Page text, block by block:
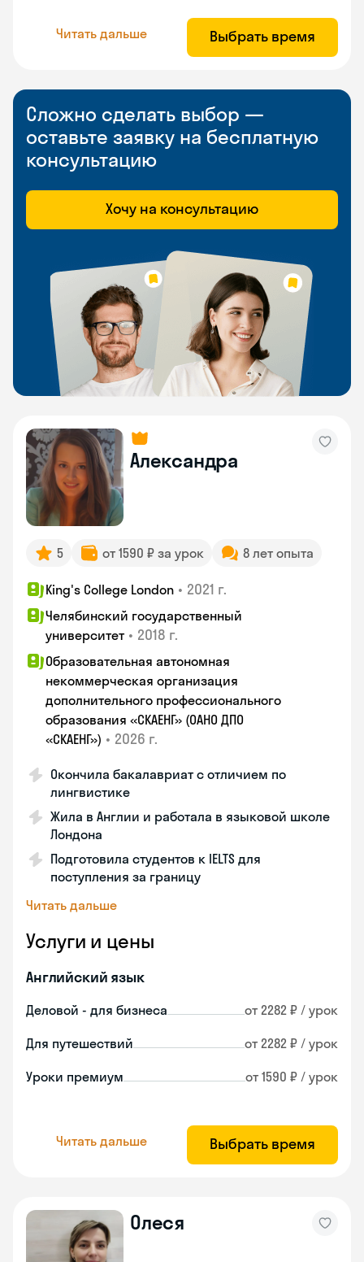
Читать дальше Выбрать время
Сложно сделать выбор —
оставьте заявку на бесплатную
консультацию
Хочу на консультацию
Александра
5 от 1590 ₽ за урок 8 лет опыта
King's College London • 2021 г.
Челябинский государственный
университет • 2018 г.
Образовательная автономная
некоммерческая организация
дополнительного профессионального
образования «СКАЕНГ» (ОАНО ДПО
«СКАЕНГ») • 2026 г.
Окончила бакалавриат с отличием по
лингвистике
Жила в Англии и работала в языковой школе
Лондона
Подготовила студентов к IELTS для
поступления за границу
Читать дальше
Услуги и цены
Английский язык
Деловой - для бизнеса от 2282 ₽ / урок
Для путешествий от 2282 ₽ / урок
Уроки премиум от 1590 ₽ / урок
Читать дальше Выбрать время
Олеся